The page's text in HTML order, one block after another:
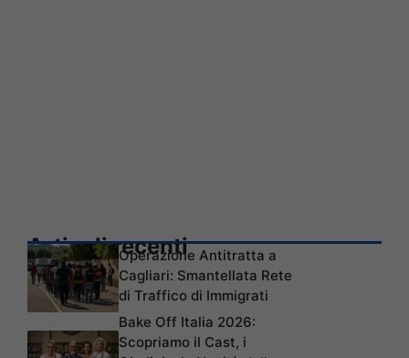
Articoli recentiOperazione Antitratta a
Cagliari: Smantellata Rete
di Traffico di Immigrati
Bake Off Italia 2026:
Scopriamo il Cast, i